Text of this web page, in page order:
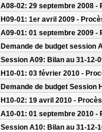
A08-02: 29 septembre 2008 -
H09-01: 1er avril 2009 -
A09-01: 01 septembre 2009 -
Demande de budget session
Session A09: Bilan au 31-12-
H10-01: 03 février 2010 -
Demande de budget Session
H10-02: 19 avril 2010 -
A10-01: 01 septembre 2010 -
Session A10: Bilan au 31-12-